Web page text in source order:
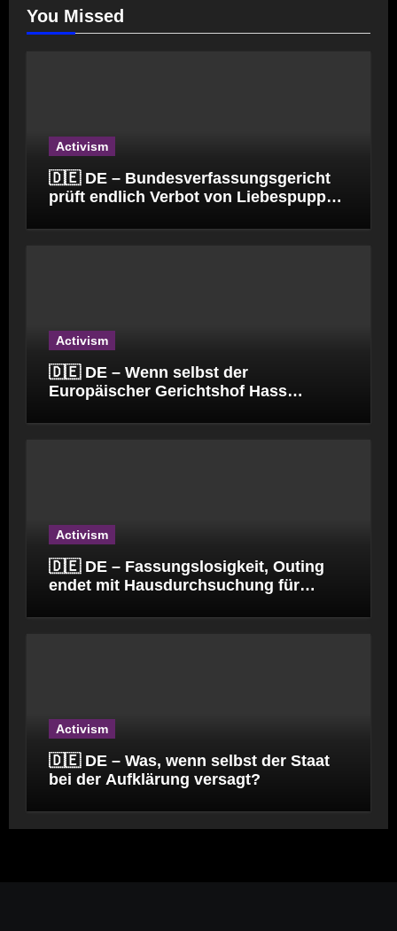
You Missed
Activism
🇩🇪 DE – Bundesverfassungsgericht
prüft endlich Verbot von Liebespuppen
Activism
🇩🇪 DE – Wenn selbst der
Europäischer Gerichtshof Hass
Activism
🇩🇪 DE – Fassungslosigkeit, Outing
endet mit Hausdurchsuchung für
Activism
🇩🇪 DE – Was, wenn selbst der Staat
bei der Aufklärung versagt?